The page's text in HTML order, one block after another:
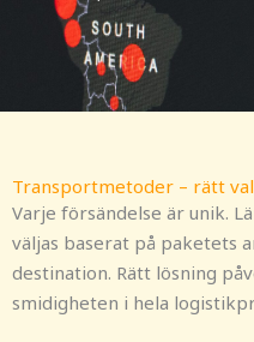
Transportmetoder – rätt
Varje försändelse är unik.
väljas baserat på paketets
destination. Rätt lösning
smidigheten i hela